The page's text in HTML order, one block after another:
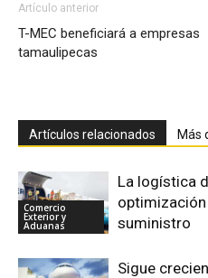
Artículo anterior
T-MEC beneficiará a empresas
tamaulipecas
Artículos relacionados Más
Comercio
Exterior y
Aduanas
La logística
suministro
Sigue